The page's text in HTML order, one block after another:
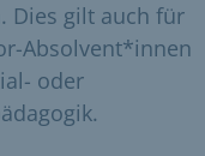
Dies gilt auch für
Absolvent*innen
oder